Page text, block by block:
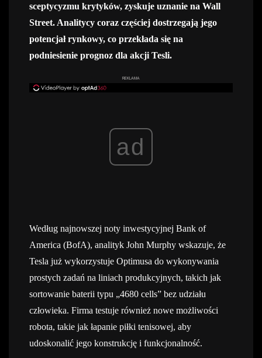
sceptycyzmu krytyków, zyskuje uznanie na Wall
Street. Analitycy coraz częściej dostrzegają jego
potencjał rynkowy, co przekłada się na
podniesienie prognoz dla akcji Tesli.
REKLAMA
ad
Według najnowszej noty inwestycyjnej Bank of
America (BofA), analityk John Murphy wskazuje, że
Tesla już wykorzystuje Optimusa do wykonywania
prostych zadań na liniach produkcyjnych, takich jak
sortowanie baterii typu „4680 cells” bez udziału
człowieka. Firma testuje również nowe możliwości
robota, takie jak łapanie piłki tenisowej, aby
udoskonalić jego konstrukcję i funkcjonalność.